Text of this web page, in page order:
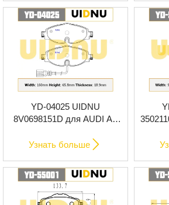
YD-04025 UIDNU
8V0698151D для AUDI A3
тормозные колодки
Узнать больше 